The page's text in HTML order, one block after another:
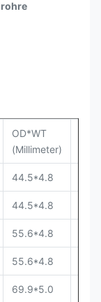
OD*WT
(Millimeter)
44.5*4.8
44.5*4.8
55.6*4.8
55.6*4.8
69.9*5.0